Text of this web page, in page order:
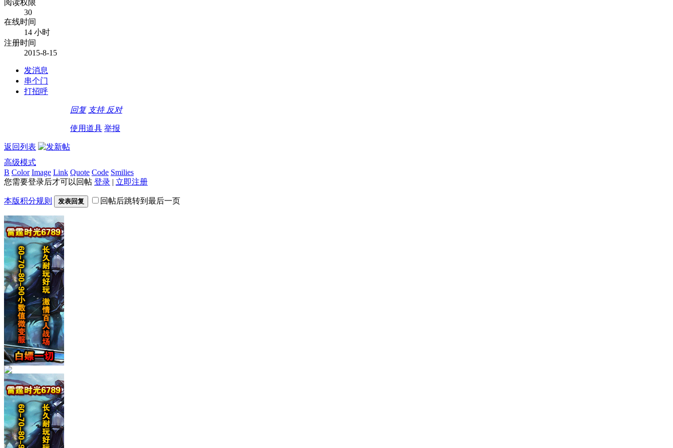
阅读权限
30
在线时间
14 小时
注册时间
2015-8-15
发消息
串个门
打招呼
回复 支持 反对
使用道具 举报
返回列表
高级模式
B Color Image Link Quote Code Smilies
您需要登录后才可以回帖 登录 | 立即注册
本版积分规则 发表回复 回帖后跳转到最后一页